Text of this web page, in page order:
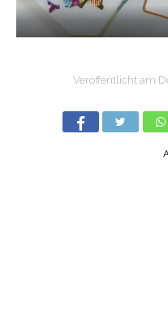
Veröffentlicht am